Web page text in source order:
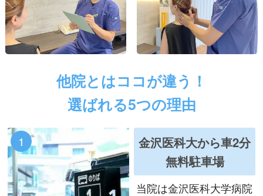
他院とはココが違う！
選ばれる5つの理由
1
金沢医科大から車2分
無料駐車場
当院は金沢医科大学病院